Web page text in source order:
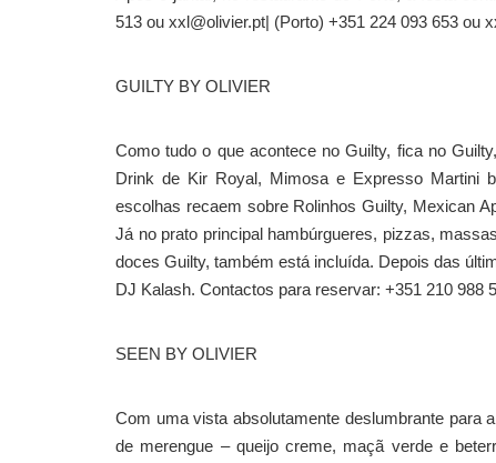
513 ou xxl@olivier.pt| (Porto) +351 224 093 653 ou
GUILTY BY OLIVIER
Como tudo o que acontece no Guilty, fica no
Drink de Kir Royal, Mimosa e Expresso Martini
escolhas recaem sobre Rolinhos Guilty, Mexican
Já no prato principal hambúrgueres, pizzas,
doces Guilty, também está incluída. Depois das
DJ Kalash. Contactos para reservar: +351 210 988
SEEN BY OLIVIER
Com uma vista absolutamente deslumbrante para
de merengue – queijo creme, maçã verde e